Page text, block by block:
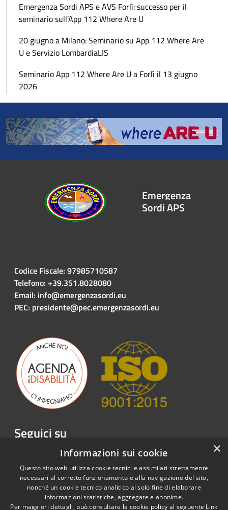
Emergenza Sordi APS e AVS Forlì: successo per il
seminario sull’App 112 Where Are U
20 giugno a Milano: Seminario su App 112 Where Are
U e Servizio LombardiaLIS
Seminario App 112 Where Are U a Forlì il 13 giugno
2026
Emergenza
Sordi APS
Codice Fiscale: 97985710587
Telefono: +39.351.8028080
Email: info@emergenzasordi.eu
PEC: presidente@pec.emergenzasordi.eu
Seguici su
FacebookTwitterYoutubeInstagramLinkedInTelegram
Copyright © 2026 • Emergenza
×
Informazioni sui cookie
Questo sito web utilizza cookie tecnici e assimilati strettamente
necessari al corretto funzionamento e alla navigazione del sito,
nonché un cookie tecnico analitico al solo fine di elaborare
informazioni statistiche, aggregate e anonime.
Per maggiori dettagli, può consultare la cookie policy al seguente Link